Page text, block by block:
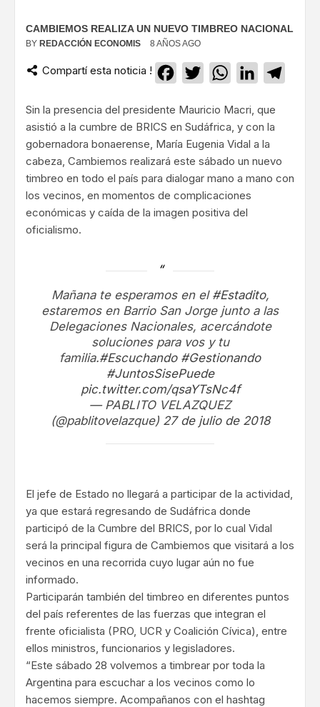
CAMBIEMOS REALIZA UN NUEVO TIMBREO NACIONAL
BY REDACCIÓN ECONOMIS 8 AÑOS AGO
Compartí esta noticia ! Facebook
TwitterWhatsApp
LinkedIn
Sin la presencia del presidente Mauricio Macri, que
asistió a la cumbre de BRICS en Sudáfrica, y con la
gobernadora bonaerense, María Eugenia Vidal a la
cabeza, Cambiemos realizará este sábado un nuevo
timbreo en todo el país para dialogar mano a mano con
los vecinos, en momentos de complicaciones
económicas y caída de la imagen positiva del
oficialismo.
Mañana te esperamos en el #Estadito,
estaremos en Barrio San Jorge junto a las
Delegaciones Nacionales, acercándote
soluciones para vos y tu
familia.#Escuchando #Gestionando
#JuntosSisePuede
pic.twitter.com/qsaYTsNc4f
— PABLITO VELAZQUEZ
(@pablitovelazque) 27 de julio de 2018
El jefe de Estado no llegará a participar de la actividad,
ya que estará regresando de Sudáfrica donde
participó de la Cumbre del BRICS, por lo cual Vidal
será la principal figura de Cambiemos que visitará a los
vecinos en una recorrida cuyo lugar aún no fue
informado.
Participarán también del timbreo en diferentes puntos
del país referentes de las fuerzas que integran el
frente oficialista (PRO, UCR y Coalición Cívica), entre
ellos ministros, funcionarios y legisladores.
“Este sábado 28 volvemos a timbrear por toda la
Argentina para escuchar a los vecinos como lo
hacemos siempre. Acompañanos con el hashtag